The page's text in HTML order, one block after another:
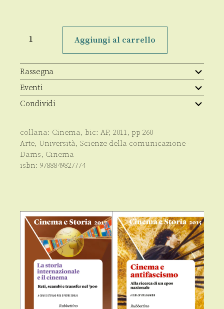
portaborse
quantità
Aggiungi al carrello
Rassegna
Eventi
Condividi
collana: Cinema, bic: AP, 2011, pp 260
Arte, Università, Scienze della comunicazione -
Dams, Cinema
isbn: 9788849827774